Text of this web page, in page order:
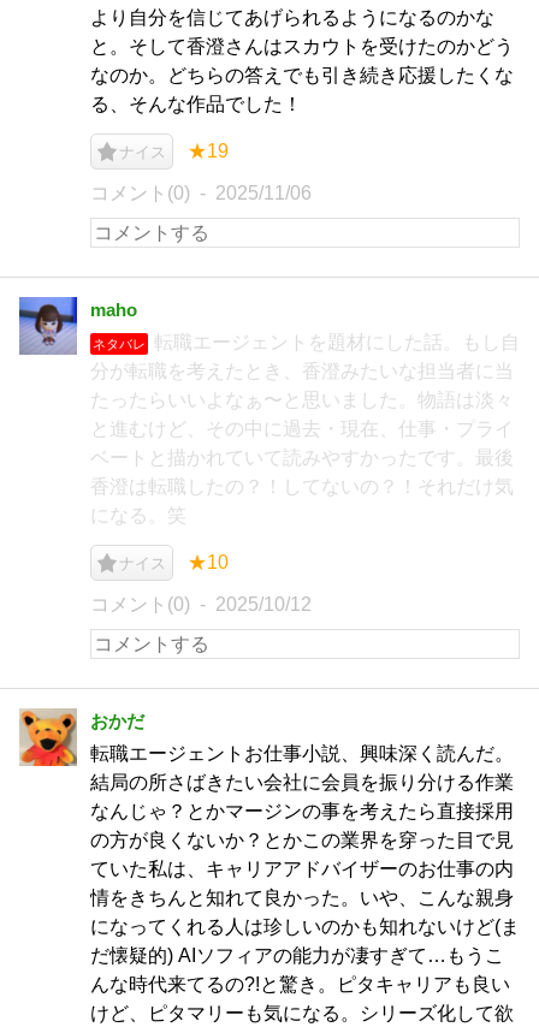
より自分を信じてあげられるようになるのかな
と。そして香澄さんはスカウトを受けたのかどう
なのか。どちらの答えでも引き続き応援したくな
る、そんな作品でした！
ナイス ★19
コメント(0) 2025/11/06
maho
ネタバレ
転職エージェントを題材にした話。もし自
分が転職を考えたとき、香澄みたいな担当者に当
たったらいいよなぁ〜と思いました。物語は淡々
と進むけど、その中に過去・現在、仕事・プライ
ベートと描かれていて読みやすかったです。最後
香澄は転職したの？！してないの？！それだけ気
になる。笑
ナイス ★10
コメント(0) 2025/10/12
おかだ
転職エージェントお仕事小説、興味深く読んだ。
結局の所さばきたい会社に会員を振り分ける作業
なんじゃ？とかマージンの事を考えたら直接採用
の方が良くないか？とかこの業界を穿った目で見
ていた私は、キャリアアドバイザーのお仕事の内
情をきちんと知れて良かった。いや、こんな親身
になってくれる人は珍しいのかも知れないけど(ま
だ懐疑的) AIソフィアの能力が凄すぎて…もうこ
んな時代来てるの?!と驚き。ピタキャリアも良い
けど、ピタマリーも気になる。シリーズ化して欲